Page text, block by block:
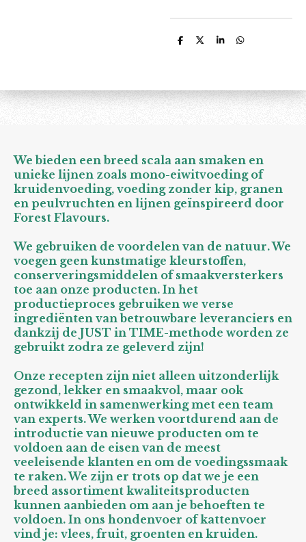
D
D
S
D
We bieden een breed scala aan smaken en
unieke lijnen zoals mono-eiwitvoeding of
kruidenvoeding, voeding zonder kip, granen
en peulvruchten en lijnen geïnspireerd door
Forest Flavours.
We gebruiken de voordelen van de natuur. We
voegen geen kunstmatige kleurstoffen,
conserveringsmiddelen of smaakversterkers
toe aan onze producten. In het
productieproces gebruiken we verse
ingrediënten van betrouwbare leveranciers en
dankzij de JUST in TIME-methode worden ze
gebruikt zodra ze geleverd zijn!
Onze recepten zijn niet alleen uitzonderlijk
gezond, lekker en smaakvol, maar ook
ontwikkeld in samenwerking met een team
van experts. We werken voortdurend aan de
introductie van nieuwe producten om te
voldoen aan de eisen van de meest
veeleisende klanten en om de voedingssmaak
te raken. We zijn er trots op dat we je een
breed assortiment kwaliteitsproducten
kunnen aanbieden om aan je behoeften te
voldoen. In ons hondenvoer of kattenvoer
vind je: vlees, fruit, groenten en kruiden.